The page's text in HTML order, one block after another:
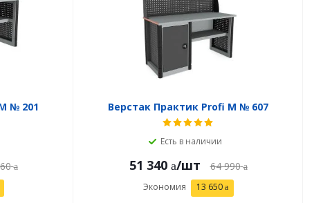
№ 201 Верстак Практик Profi M № 607
Есть в наличии
51 340 /шт 64 990
Экономия 13 650